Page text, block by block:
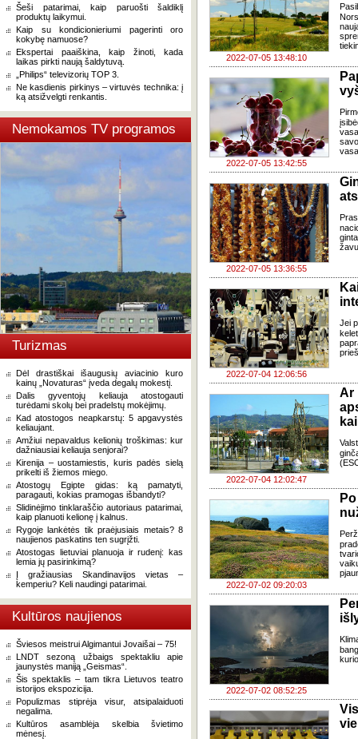
Šeši patarimai, kaip paruošti šaldiklį
produktų laikymui.
Kaip su kondicionieriumi pagerinti oro
kokybę namuose?
Ekspertai paaiškina, kaip žinoti, kada
laikas pirkti naują šaldytuvą.
„Philips“ televizorių TOP 3.
Ne kasdienis pirkinys – virtuvės technika: į
ką atsižvelgti renkantis.
Nemokamos TV programos
Turizmas
Dėl drastiškai išaugusių aviacinio kuro
kainų „Novaturas“ įveda degalų mokestį.
Dalis gyventojų keliauja atostogauti
turėdami skolų bei pradelstų mokėjimų.
Kad atostogos neapkarstų: 5 apgavystės
keliaujant.
Amžiui nepavaldus kelionių troškimas: kur
dažniausiai keliauja senjorai?
Kirenija – uostamiestis, kuris padės sielą
prikelti iš žiemos miego.
Atostogų Egipte gidas: ką pamatyti,
paragauti, kokias pramogas išbandyti?
Slidinėjimo tinklaraščio autoriaus patarimai,
kaip planuoti kelionę į kalnus.
Rygoje lankėtės tik praėjusiais metais? 8
naujienos paskatins ten sugrįžti.
Atostogas lietuviai planuoja ir rudenį: kas
lemia jų pasirinkimą?
Į gražiausias Skandinavijos vietas –
kemperiu? Keli naudingi patarimai.
Kultūros naujienos
Šviesos meistrui Algimantui Jovaišai – 75!
LNDT sezoną užbaigs spektakliu apie
jaunystės maniją „Geismas“.
Šis spektaklis – tam tikra Lietuvos teatro
istorijos ekspozicija.
Populizmas stiprėja visur, atsipalaiduoti
negalima.
Kultūros asamblėja skelbia švietimo
mėnesį.
2022-07-05 13:48:10
2022-07-05 13:42:55
2022-07-05 13:36:55
2022-07-04 12:06:56
Jei
2022-07-04 12:02:47
2022-07-02 09:20:03
2022-07-02 08:52:25